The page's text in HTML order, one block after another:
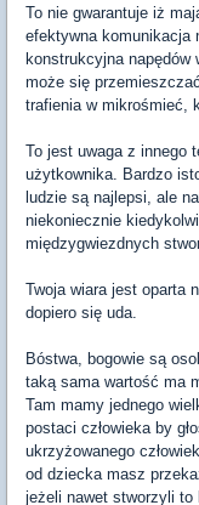
To nie gwarantuje iż
efektywna komunikacja
konstrukcyjna
może się
trafienia w mikrośmieć,
To jest uwaga z innego
użytkownika. Bardzo
ludzie są najlepsi, ale
niekoniecznie
międzygwiezdnych
Twoja wiara jest oparta
dopiero się uda.
Bóstwa, bogowie są
taką sama wartość ma
Tam mamy jednego
postaci człowieka by
ukrzyżowanego
od dziecka masz
jeżeli nawet stworzyli to